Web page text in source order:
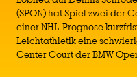
(SPON) hat Spiel zwei der
einer NHL-Prognose
Leichtathletik eine
Center Court der BMW